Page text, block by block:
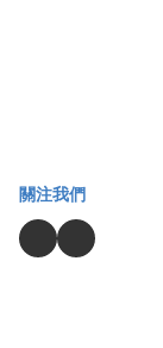
關注我們